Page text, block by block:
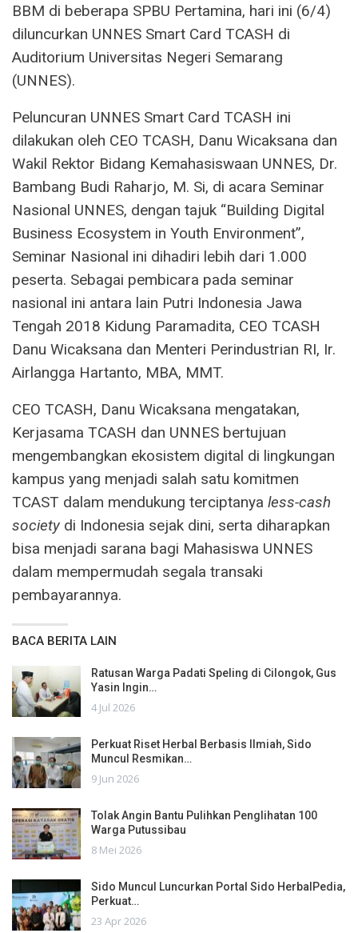
BBM di beberapa SPBU Pertamina, hari ini (6/4)
diluncurkan UNNES Smart Card TCASH di
Auditorium Universitas Negeri Semarang
(UNNES).
Peluncuran UNNES Smart Card TCASH ini
dilakukan oleh CEO TCASH, Danu Wicaksana dan
Wakil Rektor Bidang Kemahasiswaan UNNES, Dr.
Bambang Budi Raharjo, M. Si, di acara Seminar
Nasional UNNES, dengan tajuk “Building Digital
Business Ecosystem in Youth Environment”,
Seminar Nasional ini dihadiri lebih dari 1.000
peserta. Sebagai pembicara pada seminar
nasional ini antara lain Putri Indonesia Jawa
Tengah 2018 Kidung Paramadita, CEO TCASH
Danu Wicaksana dan Menteri Perindustrian RI, Ir.
Airlangga Hartanto, MBA, MMT.
CEO TCASH, Danu Wicaksana mengatakan,
Kerjasama TCASH dan UNNES bertujuan
mengembangkan ekosistem digital di lingkungan
kampus yang menjadi salah satu komitmen
TCAST dalam mendukung terciptanya less-cash
society di Indonesia sejak dini, serta diharapkan
bisa menjadi sarana bagi Mahasiswa UNNES
dalam mempermudah segala transaki
pembayarannya.
BACA BERITA LAIN
Ratusan Warga Padati Speling di Cilongok, Gus
Yasin Ingin…
4 Jul 2026
Perkuat Riset Herbal Berbasis Ilmiah, Sido
Muncul Resmikan…
9 Jun 2026
Tolak Angin Bantu Pulihkan Penglihatan 100
Warga Putussibau
8 Mei 2026
Sido Muncul Luncurkan Portal Sido HerbalPedia,
Perkuat…
23 Apr 2026